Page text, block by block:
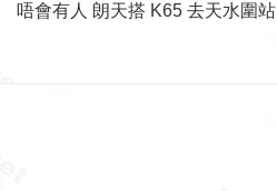
唔會有人 朗天搭 K65 去天水圍